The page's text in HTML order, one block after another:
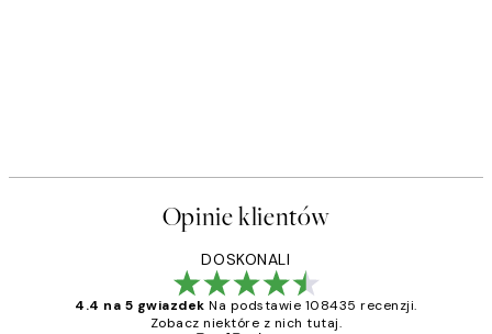
Opinie klientów
DOSKONALI
4.4 na 5 gwiazdek Na podstawie 108435 recenzji.
Zobacz niektóre z nich tutaj.